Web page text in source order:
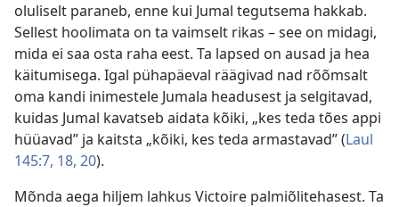
oluliselt paraneb, enne kui Jumal tegutsema hakkab.
Sellest hoolimata on ta vaimselt rikas – see on midagi,
mida ei saa osta raha eest. Ta lapsed on ausad ja hea
käitumisega. Igal pühapäeval räägivad nad rõõmsalt
oma kandi inimestele Jumala headusest ja selgitavad,
kuidas Jumal kavatseb aidata kõiki, „kes teda tões appi
hüüavad” ja kaitsta „kõiki, kes teda armastavad” (Laul
145:7, 18, 20).
Mõnda aega hiljem lahkus Victoire palmiõlitehasest. Ta